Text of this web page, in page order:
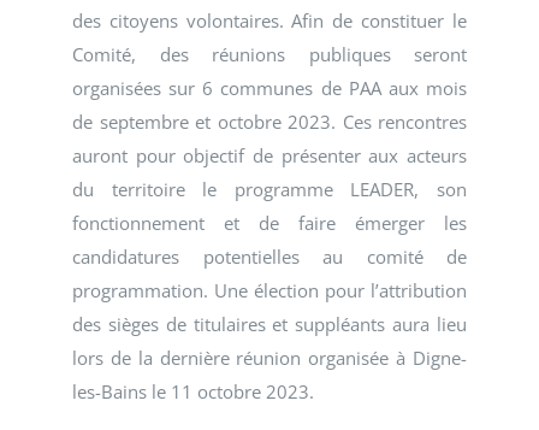
des citoyens volontaires. Afin de constituer le
Comité, des réunions publiques seront
organisées sur 6 communes de PAA aux mois
de septembre et octobre 2023. Ces rencontres
auront pour objectif de présenter aux acteurs
du territoire le programme LEADER, son
fonctionnement et de faire émerger les
candidatures potentielles au comité de
programmation. Une élection pour l’attribution
des sièges de titulaires et suppléants aura lieu
lors de la dernière réunion organisée à Digne-
les-Bains le 11 octobre 2023.